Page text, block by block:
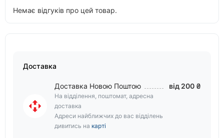
Немає відгуків про цей товар.
Доставка
Доставка Новою Поштою
На відділення, поштомат, адресна
доставка
Адреси найближчих до вас відділень
дивитись на карті
від 200 ₴